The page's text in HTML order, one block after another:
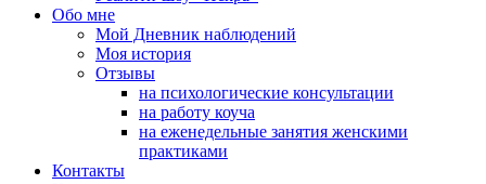
Обо мне
Мой Дневник наблюдений
Моя история
Отзывы
на психологические консультации
на работу коуча
на еженедельные занятия женскими
практиками
Контакты